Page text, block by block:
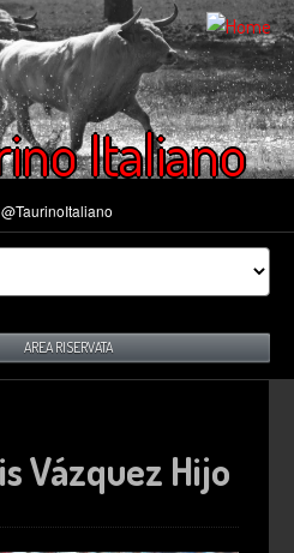
Italiano
AREA RISERVATA
Vázquez Hijo